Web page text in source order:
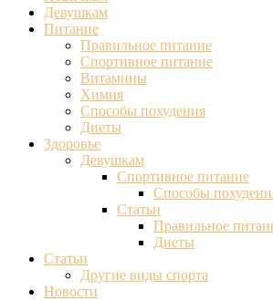
Девушкам
Питание
Правильное питание
Спортивное питание
Витамины
Химия
Способы похудения
Диеты
Здоровье
Девушкам
Спортивное питание
Способы
Статьи
Правильное
Диеты
Статьи
Другие виды спорта
Новости